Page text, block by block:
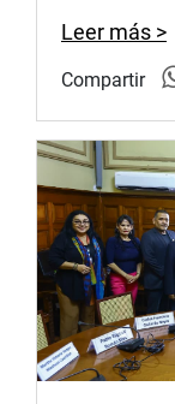
Puede
y redes sociales.
http://
Facebook:
fref=ts
Twitter:https://
Youtube:http://
Soundcloud:
Sistema de
(SAF): http://
Leer más >
Compartir